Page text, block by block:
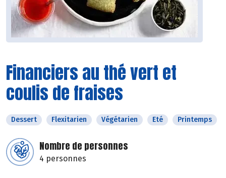
Financiers au thé vert et
coulis de fraises
Dessert Flexitarien Végétarien Eté Printemps
Nombre de personnes
4 personnes